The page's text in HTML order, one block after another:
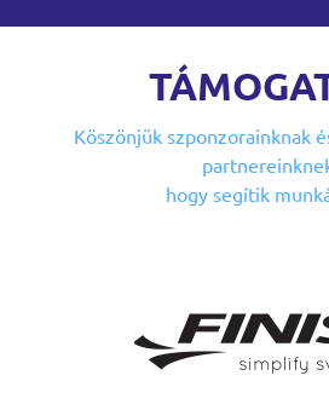
Köszönjük szponzorainknak
hogy segítik